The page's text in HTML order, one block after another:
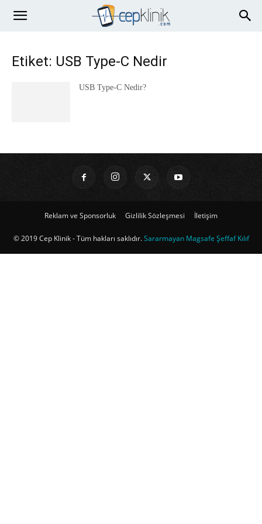
Etiket: USB Type-C Nedir
USB Type-C Nedir?
Reklam ve Sponsorluk Gizlilik Sözleşmesi İletişim
© 2019 Cep Klinik - Tüm hakları saklıdır.Sararmayan Magsafe Şeffaf Kılıf